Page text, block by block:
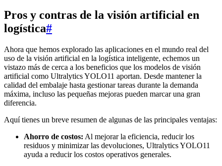
Pros y contras de la visión artificial en
logística#
Ahora que hemos explorado las aplicaciones en el mundo real del
uso de la visión artificial en la logística inteligente, echemos un
vistazo más de cerca a los beneficios que los modelos de visión
artificial como Ultralytics YOLO11 aportan. Desde mantener la
calidad del embalaje hasta gestionar tareas durante la demanda
máxima, incluso las pequeñas mejoras pueden marcar una gran
diferencia.
Aquí tienes un breve resumen de algunas de las principales ventajas:
Ahorro de costos: Al mejorar la eficiencia, reducir los
residuos y minimizar las devoluciones, Ultralytics YOLO11
ayuda a reducir los costos operativos generales.